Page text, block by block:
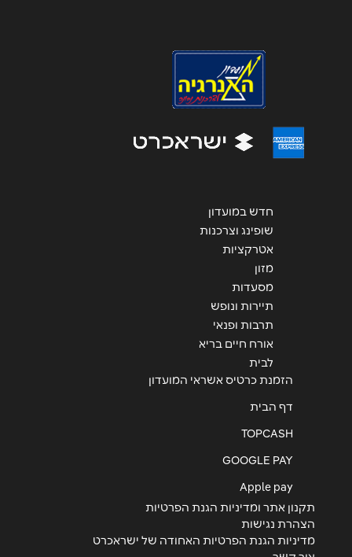
*
חדש במועדון
שופינג וצרכנות
אטרקציות
מזון
מסעדות
תיירות ונופש
תרבות ופנאי
אורח חיים בריא
לבית
הזמנת כרטיס אשראי המועדון
דף הבית
TOPCASH
GOOGLE PAY
Apple pay
תקנון אתר ומדיניות הגנת הפרטיות
הצהרת נגישות
מדיניות הגנת הפרטיות האחודה של ישראכרט